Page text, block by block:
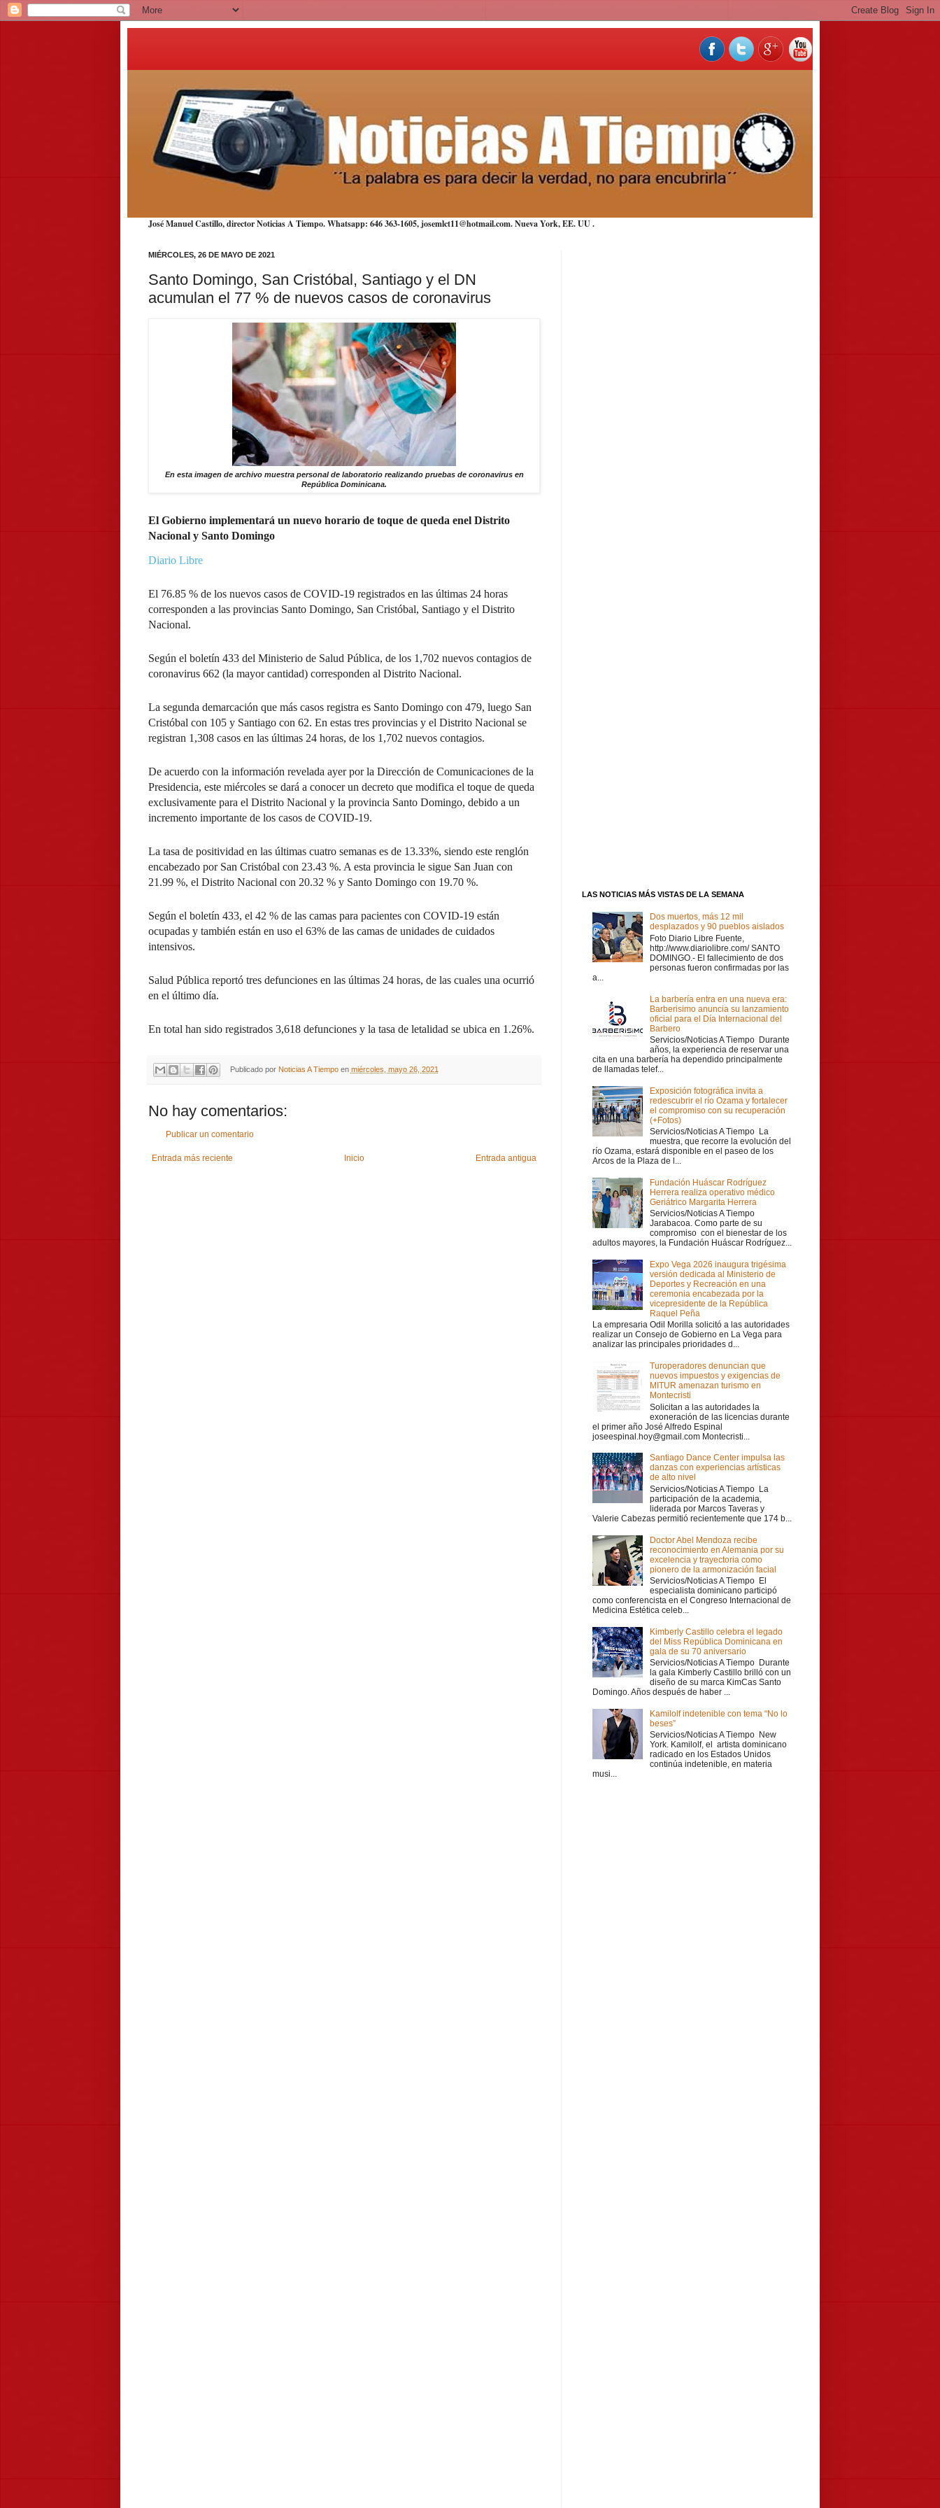
José Manuel Castillo, director Noticias A Tiempo. Whatsapp: 646 363-1605, josemlct11@hotmail.com. Nueva York,EE. UU.
MIÉRCOLES, 26 DE MAYO DE 2021
Santo Domingo, San Cristóbal, Santiago y el DN
acumulan el 77 % de nuevos casos de coronavirus
En esta imagen de archivo muestra personal de laboratorio realizando pruebas de coronavirus en
República Dominicana.
El Gobierno implementará un nuevo horario de toque de queda enel Distrito
Nacional y Santo Domingo
Diario Libre
El 76.85 % de los nuevos casos de COVID-19 registrados en las últimas 24 horas
corresponden a las provincias Santo Domingo, San Cristóbal, Santiago y el Distrito
Nacional.
Según el boletín 433 del Ministerio de Salud Pública, de los 1,702 nuevos contagios de
coronavirus 662 (la mayor cantidad) corresponden al Distrito Nacional.
La segunda demarcación que más casos registra es Santo Domingo con 479, luego San
Cristóbal con 105 y Santiago con 62. En estas tres provincias y el Distrito Nacional se
registran 1,308 casos en las últimas 24 horas, de los 1,702 nuevos contagios.
De acuerdo con la información revelada ayer por la Dirección de Comunicaciones de la
Presidencia, este miércoles se dará a conocer un decreto que modifica el toque de queda
exclusivamente para el Distrito Nacional y la provincia Santo Domingo, debido a un
incremento importante de los casos de COVID-19.
La tasa de positividad en las últimas cuatro semanas es de 13.33%, siendo este renglón
encabezado por San Cristóbal con 23.43 %. A esta provincia le sigue San Juan con
21.99 %, el Distrito Nacional con 20.32 % y Santo Domingo con 19.70 %.
Según el boletín 433, el 42 % de las camas para pacientes con COVID-19 están
ocupadas y también están en uso el 63% de las camas de unidades de cuidados
intensivos.
Salud Pública reportó tres defunciones en las últimas 24 horas, de las cuales una ocurrió
en el último día.
En total han sido registrados 3,618 defunciones y la tasa de letalidad se ubica en 1.26%.
Publicado por Noticias A Tiempo en miércoles, mayo 26, 2021
No hay comentarios:
Publicar un comentario
Entrada más reciente Entrada antigua
Inicio
LAS NOTICIAS MÁS VISTAS DE LA SEMANA
Dos muertos, más 12 mil
desplazados y 90 pueblos aislados
Foto Diario Libre Fuente,
http://www.diariolibre.com/ SANTO
DOMINGO.- El fallecimiento de dos
personas fueron confirmadas por las
a...
La barbería entra en una nueva era:
Barberisimo anuncia su lanzamiento
oficial para el Día Internacional del
Barbero
Servicios/Noticias A Tiempo Durante
años, la experiencia de reservar una
cita en una barbería ha dependido principalmente
de llamadas telef...
Exposición fotográfica invita a
redescubrir el río Ozama y fortalecer
el compromiso con su recuperación
(+Fotos)
Servicios/Noticias A Tiempo La
muestra, que recorre la evolución del
río Ozama, estará disponible en el paseo de los
Arcos de la Plaza de l...
Fundación Huáscar Rodríguez
Herrera realiza operativo médico
Geriátrico Margarita Herrera
Servicios/Noticias A Tiempo
Jarabacoa. Como parte de su
compromiso con el bienestar de los
adultos mayores, la Fundación Huáscar Rodríguez...
Expo Vega 2026 inaugura trigésima
versión dedicada al Ministerio de
Deportes y Recreación en una
ceremonia encabezada por la
vicepresidente de la República
Raquel Peña
La empresaria Odil Morilla solicitó a las autoridades
realizar un Consejo de Gobierno en La Vega para
analizar las principales prioridades d...
Turoperadores denuncian que
nuevos impuestos y exigencias de
MITUR amenazan turismo en
Montecristi
Solicitan a las autoridades la
exoneración de las licencias durante
el primer año José Alfredo Espinal
joseespinal.hoy@gmail.com Montecristi...
Santiago Dance Center impulsa las
danzas con experiencias artísticas
de alto nivel
Servicios/Noticias A Tiempo La
participación de la academia,
liderada por Marcos Taveras y
Valerie Cabezas permitió recientemente que 174 b...
Doctor Abel Mendoza recibe
reconocimiento en Alemania por su
excelencia y trayectoria como
pionero de la armonización facial
Servicios/Noticias A Tiempo El
especialista dominicano participó
como conferencista en el Congreso Internacional de
Medicina Estética celeb...
Kimberly Castillo celebra el legado
del Miss República Dominicana en
gala de su 70 aniversario
Servicios/Noticias A Tiempo Durante
la gala Kimberly Castillo brilló con un
diseño de su marca KimCas Santo
Domingo. Años después de haber ...
Kamilolf indetenible con tema “No lo
beses”
Servicios/Noticias A Tiempo New
York. Kamilolf, el artista dominicano
radicado en los Estados Unidos
continúa indetenible, en materia
musi...